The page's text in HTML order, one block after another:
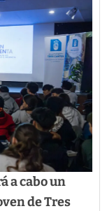
a cabo un
de Tres